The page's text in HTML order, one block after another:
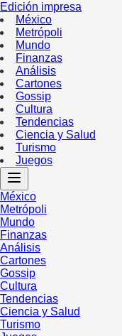
Edición impresa
México
Metrópoli
Mundo
Finanzas
Análisis
Cartones
Gossip
Cultura
Tendencias
Ciencia y Salud
Turismo
Juegos
México
Metrópoli
Mundo
Finanzas
Análisis
Cartones
Gossip
Cultura
Tendencias
Ciencia y Salud
Turismo